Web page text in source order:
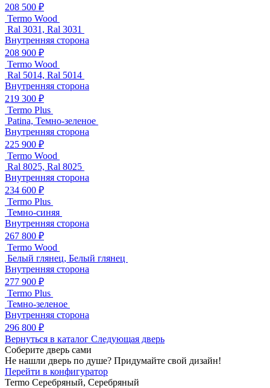
208 500 ₽
Termo Wood
Ral 3031, Ral 3031
Внутренняя сторона
208 900 ₽
Termo Wood
Ral 5014, Ral 5014
Внутренняя сторона
219 300 ₽
Termo Plus
Patina, Темно-зеленое
Внутренняя сторона
225 900 ₽
Termo Wood
Ral 8025, Ral 8025
Внутренняя сторона
234 600 ₽
Termo Plus
Темно-синяя
Внутренняя сторона
267 800 ₽
Termo Wood
Белый глянец, Белый глянец
Внутренняя сторона
277 900 ₽
Termo Plus
Темно-зеленое
Внутренняя сторона
296 800 ₽
Вернуться в каталог Следующая дверь
Соберите дверь сами
Не нашли дверь по душе? Придумайте свой дизайн!
Перейти в конфигуратор
Termo Серебряный, Серебряный